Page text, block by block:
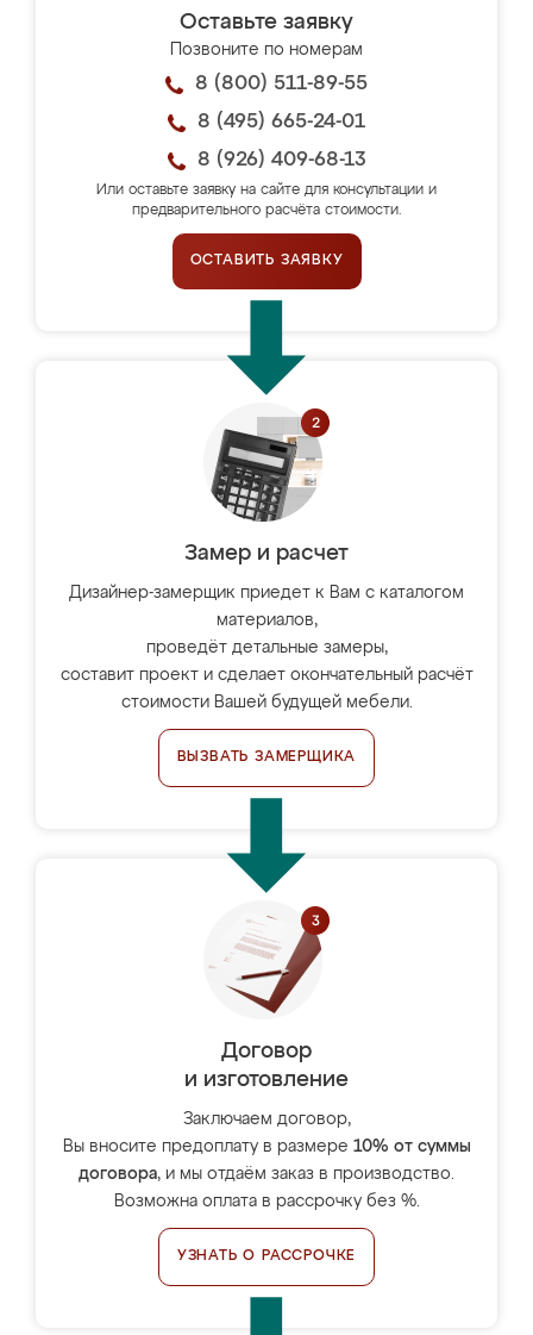
Оставьте заявку
Позвоните по номерам
8 (800) 511-89-55
8 (495) 665-24-01
8 (926) 409-68-13
Или оставьте заявку на сайте для консультации и
предварительного расчёта стоимости.
ОСТАВИТЬ ЗАЯВКУ
Замер и расчет
Дизайнер-замерщик приедет к Вам с каталогом
материалов,
проведёт детальные замеры,
составит проект и сделает окончательный расчёт
стоимости Вашей будущей мебели.
ВЫЗВАТЬ ЗАМЕРЩИКА
Договор
и изготовление
Заключаем договор,
Вы вносите предоплату в размере 10% от суммы
договора, и мы отдаём заказ в производство.
Возможна оплата в рассрочку без %.
УЗНАТЬ О РАССРОЧКЕ